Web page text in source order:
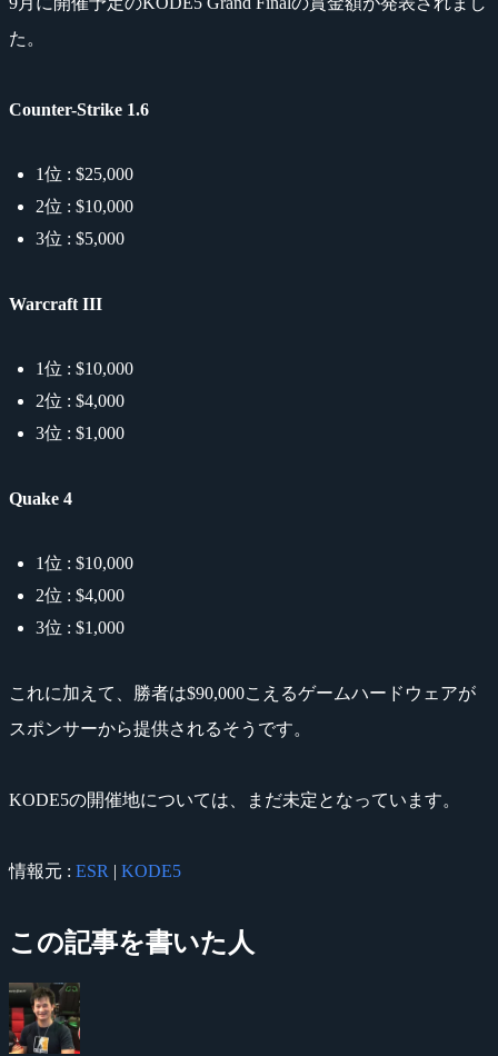
た。
Counter-Strike 1.6
1位 : $25,000
2位 : $10,000
3位 : $5,000
Warcraft III
1位 : $10,000
2位 : $4,000
3位 : $1,000
Quake 4
1位 : $10,000
2位 : $4,000
3位 : $1,000
これに加えて、勝者は$90,000こえるゲームハードウェアが
スポンサーから提供されるそうです。
KODE5の開催地については、まだ未定となっています。
情報元 : ESR | KODE5
この記事を書いた人